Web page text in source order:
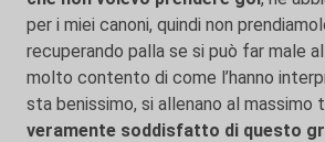
per i miei canoni, quindi non
recuperando palla se si può far male
molto contento di come l’hanno
sta benissimo, si allenano al massimo
veramente soddisfatto di questo